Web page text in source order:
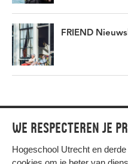
We respecteren je
Hogeschool Utrecht en
FRIEND